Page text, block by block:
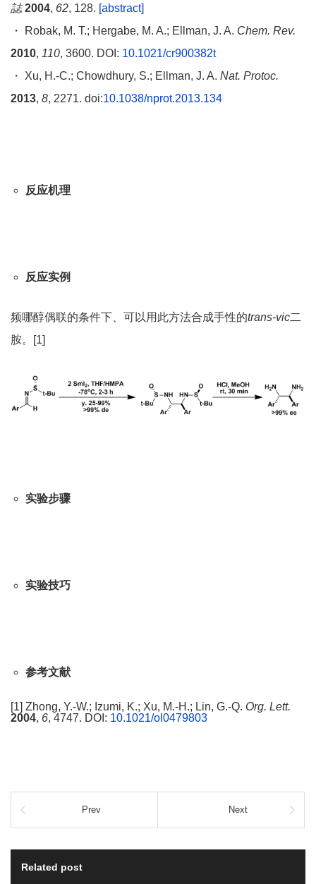
誌 2004, 62, 128. [abstract]
・ Robak, M. T.; Hergabe, M. A.; Ellman, J. A. Chem. Rev.
2010, 110, 3600. DOI: 10.1021/cr900382t
・ Xu, H.-C.; Chowdhury, S.; Ellman, J. A. Nat. Protoc.
2013, 8, 2271. doi:10.1038/nprot.2013.134
反应机理
反应实例
频哪醇偶联的条件下、可以用此方法合成手性的trans-vic二
胺。[1]
实验步骤
实验技巧
参考文献
[1] Zhong, Y.-W.; Izumi, K.; Xu, M.-H.; Lin, G.-Q. Org. Lett.
2004, 6, 4747. DOI: 10.1021/ol0479803
Prev Next
Related post